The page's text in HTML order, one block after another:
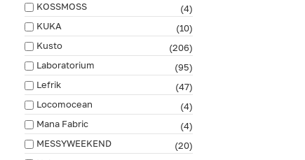
KOSSMOSS
(4)
KUKA
(10)
Kusto
(206)
Laboratorium
(95)
Lefrik
(47)
Locomocean
(4)
Mana Fabric
(4)
MESSYWEEKEND
(20)